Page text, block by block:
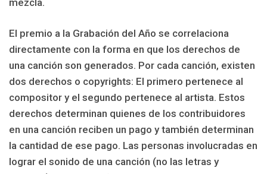
El premio a la Grabación del Año se correlaciona
directamente con la forma en que los derechos de
una canción son generados. Por cada canción, existen
dos derechos o copyrights: El primero pertenece al
compositor y el segundo pertenece al artista. Estos
derechos determinan quienes de los contribuidores
en una canción reciben un pago y también determinan
la cantidad de ese pago. Las personas involucradas en
lograr el sonido de una canción (no las letras y